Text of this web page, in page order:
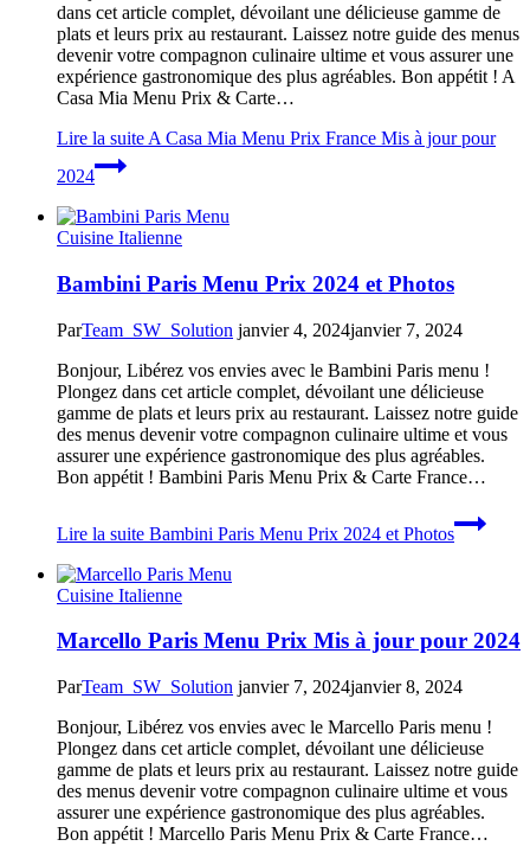
dans cet article complet, dévoilant une délicieuse gamme de
plats et leurs prix au restaurant. Laissez notre guide des menus
devenir votre compagnon culinaire ultime et vous assurer une
expérience gastronomique des plus agréables. Bon appétit ! A
Casa Mia Menu Prix & Carte…
Lire la suite A Casa Mia Menu Prix France Mis à jour pour
2024
Cuisine Italienne
Bambini Paris Menu Prix 2024 et Photos
ParTeam_SW_Solution janvier 4, 2024janvier 7, 2024
Bonjour, Libérez vos envies avec le Bambini Paris menu !
Plongez dans cet article complet, dévoilant une délicieuse
gamme de plats et leurs prix au restaurant. Laissez notre guide
des menus devenir votre compagnon culinaire ultime et vous
assurer une expérience gastronomique des plus agréables.
Bon appétit ! Bambini Paris Menu Prix & Carte France…
Lire la suite Bambini Paris Menu Prix 2024 et Photos
Cuisine Italienne
Marcello Paris Menu Prix Mis à jour pour 2024
ParTeam_SW_Solution janvier 7, 2024janvier 8, 2024
Bonjour, Libérez vos envies avec le Marcello Paris menu !
Plongez dans cet article complet, dévoilant une délicieuse
gamme de plats et leurs prix au restaurant. Laissez notre guide
des menus devenir votre compagnon culinaire ultime et vous
assurer une expérience gastronomique des plus agréables.
Bon appétit ! Marcello Paris Menu Prix & Carte France…